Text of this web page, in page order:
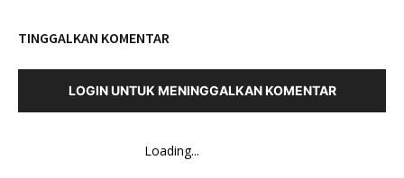
TINGGALKAN KOMENTAR
LOGIN UNTUK MENINGGALKAN KOMENTAR
Loading...